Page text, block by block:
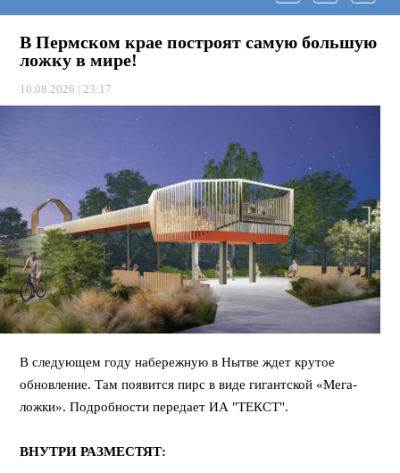
В Пермском крае построят самую большую
ложку в мире!
10.08.2026 | 23:17
В следующем году набережную в Нытве ждет крутое
обновление. Там появится пирс в виде гигантской «Мега-
ложки». Подробности передает ИА "ТЕКСТ".
ВНУТРИ РАЗМЕСТЯТ: